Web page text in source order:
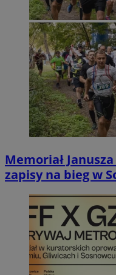
Memoriał
zapisy na bieg w